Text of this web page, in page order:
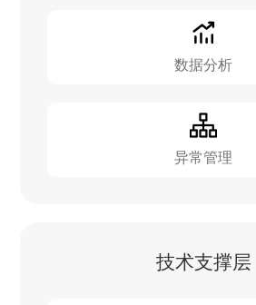
数据分析
异常管理
技术支撑层